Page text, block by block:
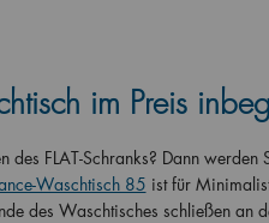
im Preis
des FLAT-Schranks? Dann
Waschtisch 85 ist für
des Waschtisches schließen an